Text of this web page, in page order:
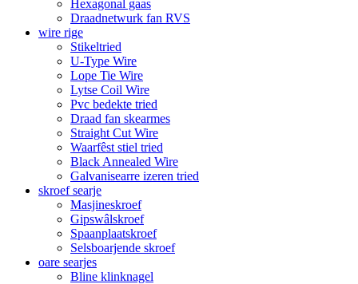
Hexagonal gaas
Draadnetwurk fan RVS
wire rige
Stikeltried
U-Type Wire
Lope Tie Wire
Lytse Coil Wire
Pvc bedekte tried
Draad fan skearmes
Straight Cut Wire
Waarfêst stiel tried
Black Annealed Wire
Galvanisearre izeren tried
skroef searje
Masjineskroef
Gipswâlskroef
Spaanplaatskroef
Selsboarjende skroef
oare searjes
Bline klinknagel